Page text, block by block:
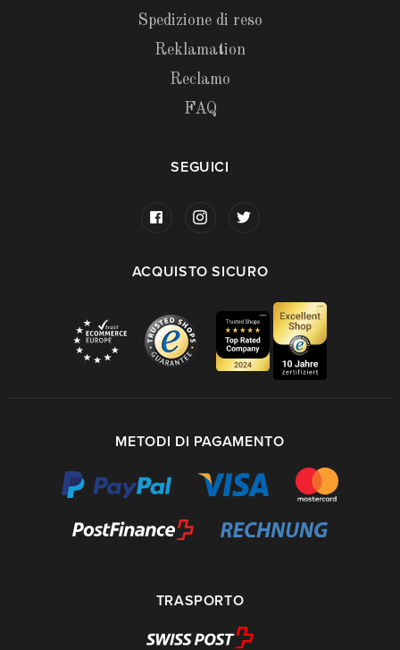
Spedizione di reso
Reklamation
Reclamo
FAQ
SEGUICI
ACQUISTO SICURO
METODI DI PAGAMENTO
TRASPORTO